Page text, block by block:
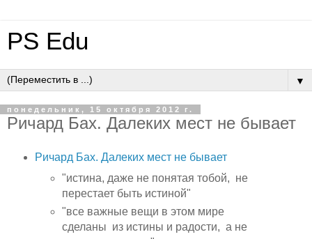
PS Edu
▼
понедельник, 15 октября 2012 г.
Ричард Бах. Далеких мест не бывает
Ричард Бах. Далеких мест не бывает
"истина, даже не понятая тобой, не
перестает быть истиной"
"все важные вещи в этом мире
сделаны из истины и радости, а не